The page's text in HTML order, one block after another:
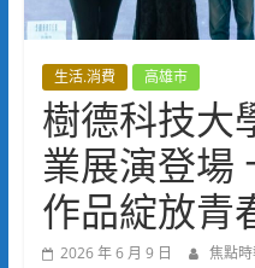
生活.消費 高雄市
樹德科技大
業展演登場
作品綻放青
2026 年 6 月 9 日 焦點時